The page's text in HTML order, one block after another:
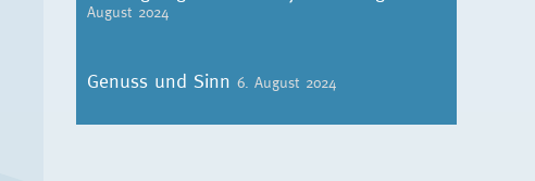
August 2024
Genuss und Sinn 6. August 2024